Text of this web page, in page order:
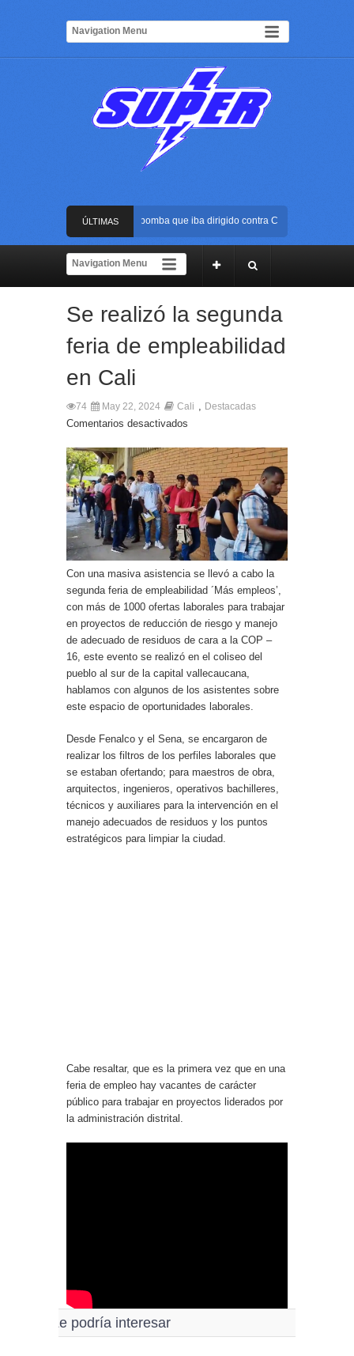
ÚLTIMAS
NOTICIAS
Frustran atentado con bus bomba que iba dirigido contra Cali durante la
La Arena USC será el escenario de la posesión presidencial de Abelardo de
Rápida reacción policial evitó que presunto agresor escapara tras atacar a
Frustran atentado con bus bomba que iba dirigido contra Cali durante la
Se realizó la segunda
feria de empleabilidad
en Cali
74 May 22, 2024 Cali , Destacadas
Comentarios desactivados
Con una masiva asistencia se llevó a cabo la
segunda feria de empleabilidad ´Más empleos’,
con más de 1000 ofertas laborales para trabajar
en proyectos de reducción de riesgo y manejo
de adecuado de residuos de cara a la COP –
16, este evento se realizó en el coliseo del
pueblo al sur de la capital vallecaucana,
hablamos con algunos de los asistentes sobre
este espacio de oportunidades laborales.
Desde Fenalco y el Sena, se encargaron de
realizar los filtros de los perfiles laborales que
se estaban ofertando; para maestros de obra,
arquitectos, ingenieros, operativos bachilleres,
técnicos y auxiliares para la intervención en el
manejo adecuados de residuos y los puntos
estratégicos para limpiar la ciudad.
Cabe resaltar, que es la primera vez que en una
feria de empleo hay vacantes de carácter
público para trabajar en proyectos liderados por
la administración distrital.
Le podría interesar